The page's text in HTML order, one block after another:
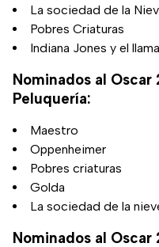
La sociedad de la
Pobres Criaturas
Indiana Jones y el
Nominados al
Peluquería:
Maestro
Oppenheimer
Pobres criaturas
Golda
La sociedad de la
Nominados al